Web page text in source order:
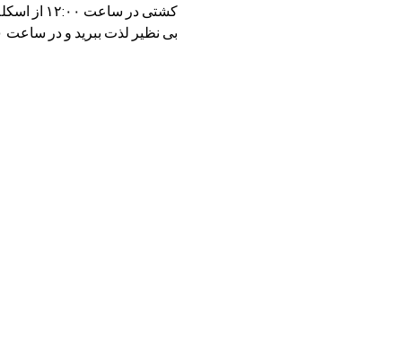
کشتی
بی نظیر لذت ببرید و در ساعت ۱۶:۰۰ مجددا به…